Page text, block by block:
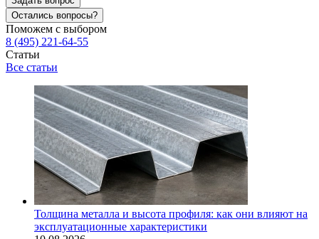
Остались вопросы?
Поможем с выбором
8 (495) 221-64-55
Статьи
Все статьи
Толщина металла и высота профиля: как они влияют на
эксплуатационные характеристики